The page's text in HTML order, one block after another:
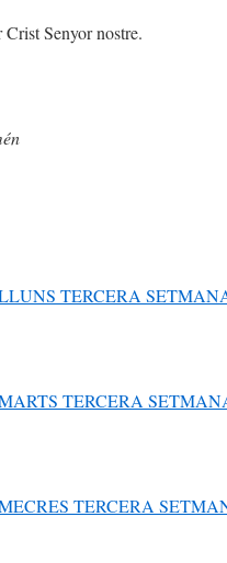
Crist Senyor nostre.
TERCERA
TERCERA
TERCERA